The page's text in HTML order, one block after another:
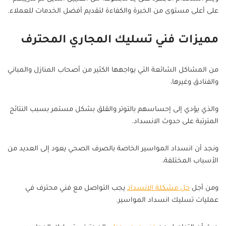
على أعلى مستوى من الخبرة والكفاءة لتقديم أفضل الخدمات للعملاء.
مميزات فني تسليك المجاري المحترف
من المشاكل الشائعة التي يواجهها الكثير من أصحاب المنازل والمباني
والفنادق وغيرها،
والذي يؤدي إلى إحساسهم بالتوتر والقلق بشكل مستمر بسبب النتائج
المترتبة على حدوث الانسداد.
ونجد أن انسداد المواسير الخاصة بالصرف الصحي يعود إلى العديد من
الأسباب المختلفة،
ومن أجل حل مشكلة الانسداد يجب التواصل مع فني محترف في
عمليات تسليك انسداد المواسير.